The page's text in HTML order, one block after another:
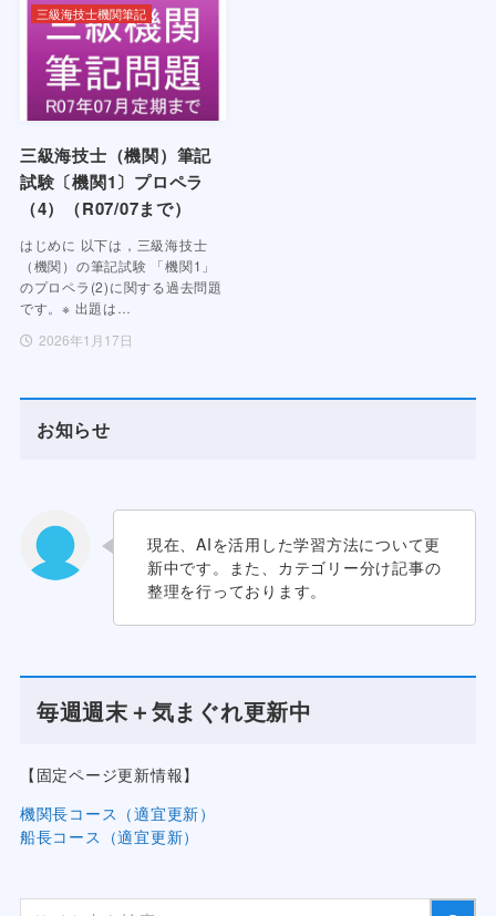
三級海技士（機関）筆記
試験〔機関1〕プロペラ
（4）（R07/07まで）
はじめに 以下は，三級海技士
（機関）の筆記試験 「機関1」
のプロペラ(2)に関する過去問題
です。※ 出題は…
2026年1月17日
三級海技士機関筆記
お知らせ
現在、AIを活用した学習方法について更
新中です。また、カテゴリー分け記事の
整理を行っております。
毎週週末＋気まぐれ更新中
【固定ページ更新情報】
機関長コース（適宜更新）
船長コース（適宜更新）